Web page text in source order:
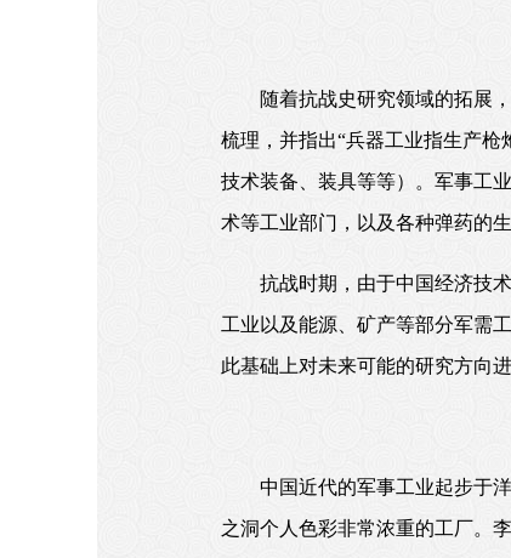
随着抗战史研究领域的拓展
梳理，并指出“兵器工业指生产
技术装备、装具等等）。军事工
术等工业部门，以及各种弹药的
抗战时期，由于中国经济技
工业以及能源、矿产等部分军需
此基础上对未来可能的研究方向
中国近代的军事工业起步于
之洞个人色彩非常浓重的工厂。